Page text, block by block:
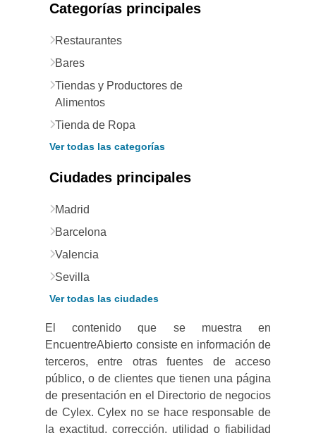
Categorías principales
Restaurantes
Bares
Tiendas y Productores de
Alimentos
Tienda de Ropa
Ver todas las categorías
Ciudades principales
Madrid
Barcelona
Valencia
Sevilla
Ver todas las ciudades
El contenido que se muestra en
EncuentreAbierto consiste en información de
terceros, entre otras fuentes de acceso
público, o de clientes que tienen una página
de presentación en el Directorio de negocios
de Cylex. Cylex no se hace responsable de
la exactitud, corrección, utilidad o fiabilidad